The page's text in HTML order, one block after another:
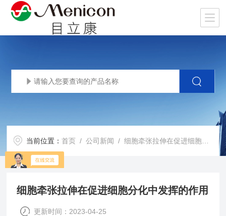
当前位置：首页 /公司新闻 / 细胞牵张拉伸在促进细胞分化中发挥的作用
细胞牵张拉伸在促进细胞分化中发挥的作用
更新时间：2023-04-25